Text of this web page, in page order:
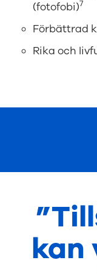
(fotofobi)7
Förbättrad
Rika och
kan